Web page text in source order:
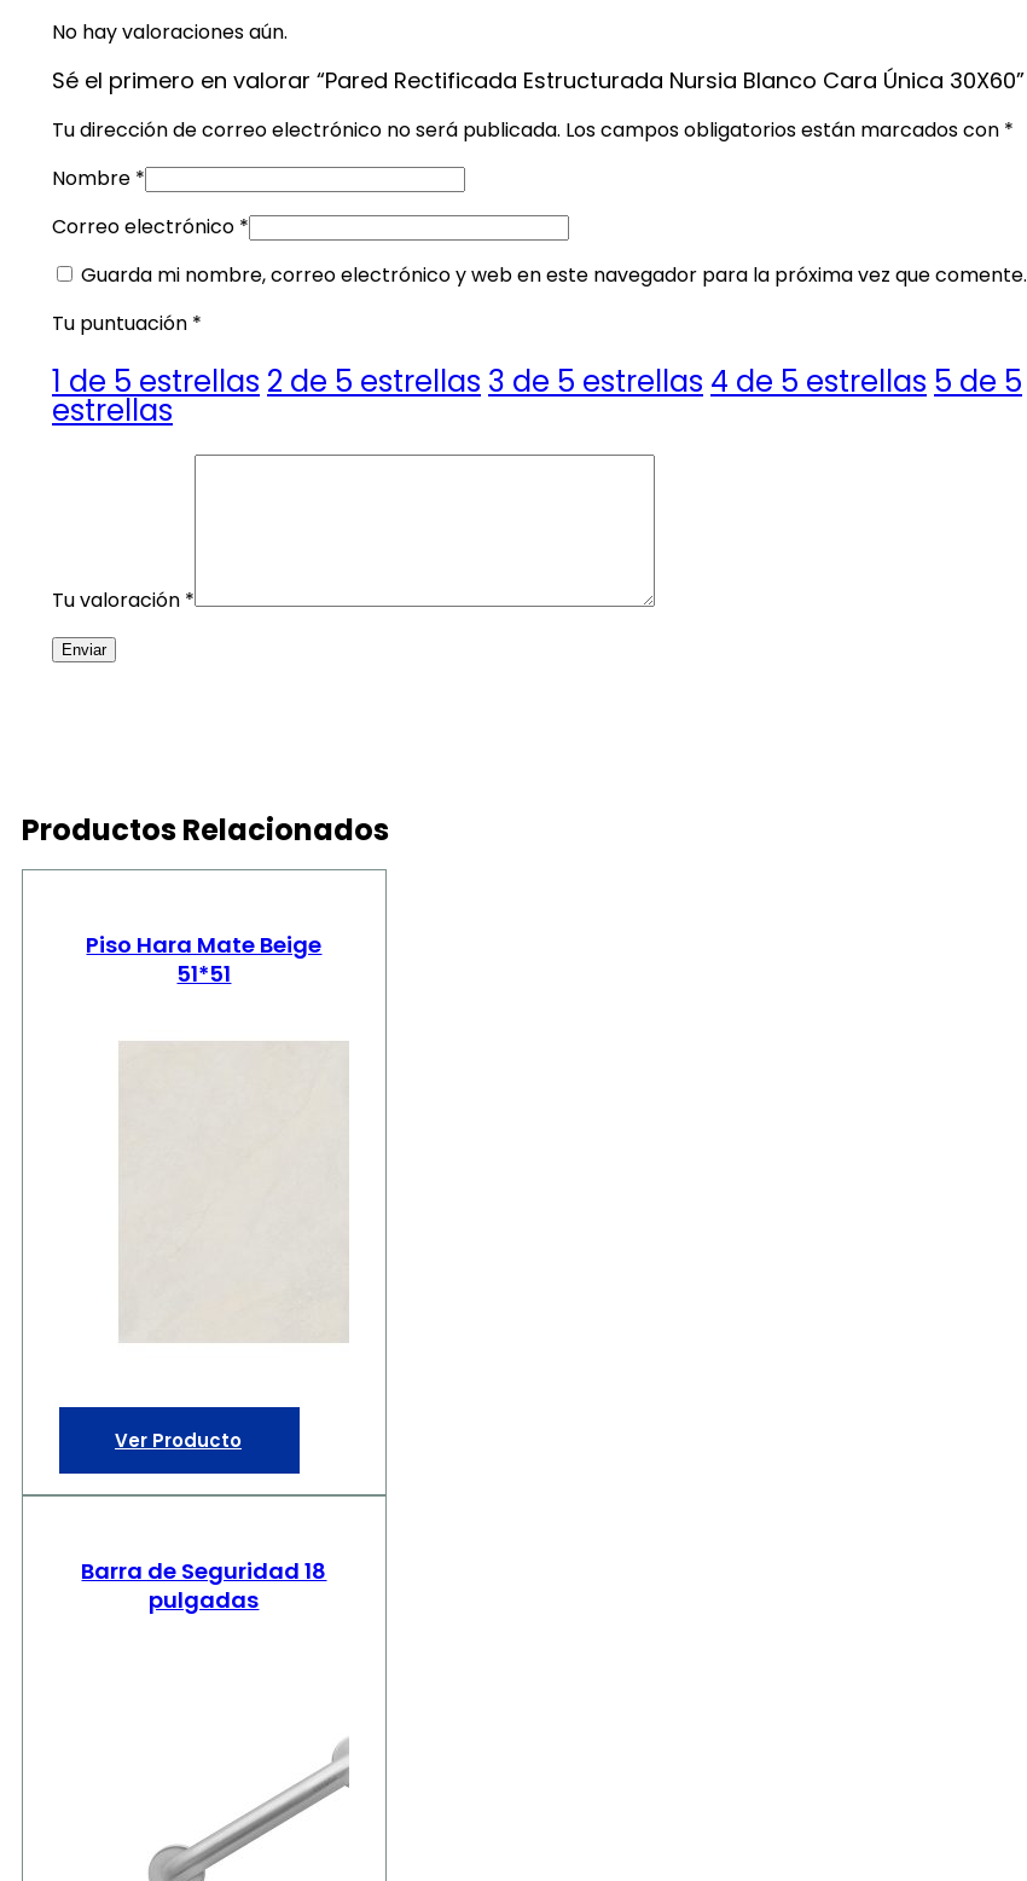
No hay valoraciones aún.
Sé el primero en valorar “Pared Rectificada Estructurada Nursia Blanco Cara Única 30X60”
Tu dirección de correo electrónico no será publicada. Los campos obligatorios están marcados con *
Nombre *
Correo electrónico *
Guarda mi nombre, correo electrónico y web en este navegador para la próxima vez que comente.
Tu puntuación *
1 de 5 estrellas 2 de 5 estrellas 3 de 5 estrellas 4 de 5 estrellas 5 de 5
estrellas
Tu valoración *
Productos Relacionados
Piso Hara Mate Beige
51*51
Ver Producto
Barra de Seguridad 18
pulgadas